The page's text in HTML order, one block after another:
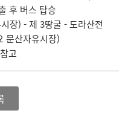
후 버스 탑승
장) - 제 3땅굴 - 도라산전
문산자유시장)
고